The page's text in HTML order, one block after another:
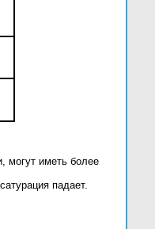
могут иметь более
падает.